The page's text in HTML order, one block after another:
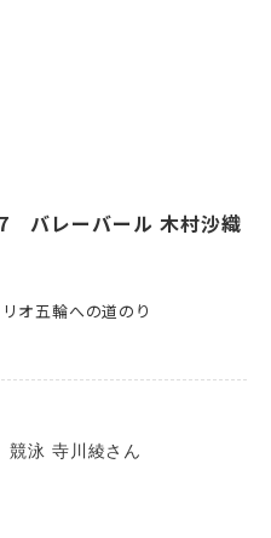
バレーバール 木村沙織
オ五輪への道のり